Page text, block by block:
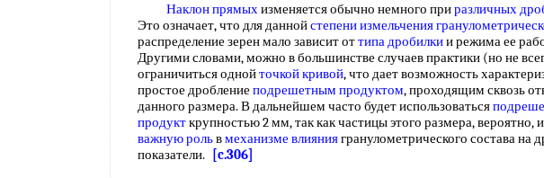
Наклон прямыхизменяется обычно немного приразличных
Это означает, что для даннойстепени измельчения
распределение зерен мало зависит оттипа дробилкии режима ее
Другими словами, можно в большинстве случаев практики (но не
ограничиться однойточкой кривой, что дает возможность
простое дробление подрешетным продуктом, проходящим сквозь
данного размера. В дальнейшем часто будет использоваться
продукткрупностью 2 мм, так как частицы этого размера, вероятно,
важную рольвмеханизме влияниягранулометрического состава на
показатели.
[c.306]